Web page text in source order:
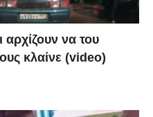
αρχίζουν να του
κλαίνε (video)